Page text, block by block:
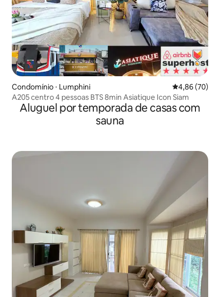
Condomínio ⋅ Lumphini 4,86 de uma
4,86 (70)
A205 centro 4 pessoas BTS 8min Asiatique Icon Siam
Aluguel por temporada de casas com
sauna